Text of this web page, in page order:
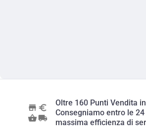
Oltre 160 Punti Vendita
Consegniamo entro le
massima efficienza di